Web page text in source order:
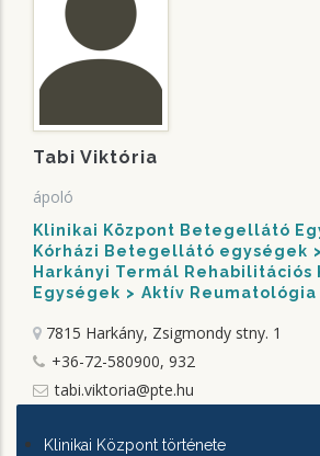
Tabi Viktória
ápoló
Klinikai Központ Betegellátó
Kórházi Betegellátó egységek
Harkányi Termál Rehabilitációs
Egységek
Aktív Reumatológia
7815 Harkány, Zsigmondy stny. 1
+36-72-580900, 932
tabi.viktoria@pte.hu
KLINIKAI
Klinikai Központ története